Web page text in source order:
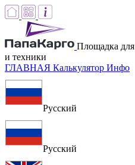
Площадка для
и техники
ГЛАВНАЯ Калькулятор Инфо
Русский
Русский